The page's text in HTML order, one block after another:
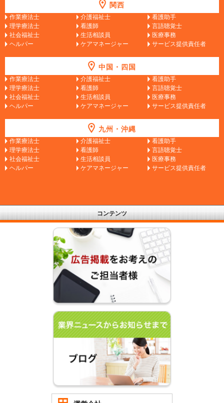
関西
作業療法士 介護福祉士
看護助手
理学療法士
看護師
言語聴覚士
社会福祉士
生活相談員
医療事務
ヘルパー
ケアマネージャー サービス提供責任者
中国・四国
作業療法士 介護福祉士
看護助手
理学療法士
看護師
言語聴覚士
社会福祉士
生活相談員
医療事務
ヘルパー
ケアマネージャー サービス提供責任者
九州・沖縄
作業療法士 介護福祉士
看護助手
理学療法士
看護師
言語聴覚士
社会福祉士
生活相談員
医療事務
ヘルパー
ケアマネージャー サービス提供責任者
コンテンツ